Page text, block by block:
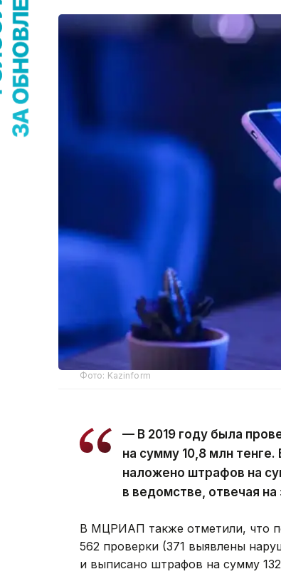
Фото: Kazinform
— В 2019 году была
на сумму 10,8 млн
наложено штрафов на
в ведомстве, отвечая
В МЦРИАП также отметили, что
562 проверки (371 выявлены
и выписано штрафов на сумму